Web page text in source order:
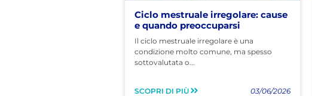
Ciclo mestruale irregolare: cause
e quando preoccuparsi
Il ciclo mestruale irregolare è una
condizione molto comune, ma spesso
sottovalutata o...
SCOPRI DI PIÙ 03/06/2026